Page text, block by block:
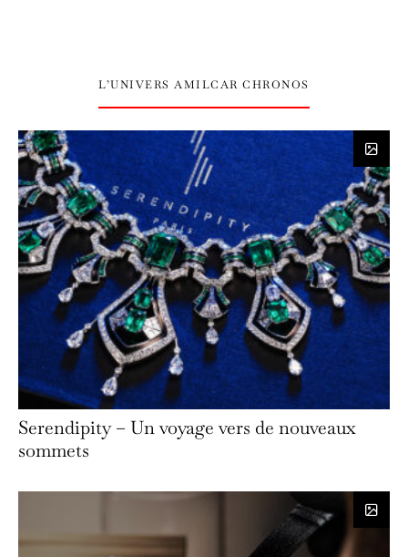
L’UNIVERS AMILCAR CHRONOS
Serendipity – Un voyage vers de nouveaux
sommets